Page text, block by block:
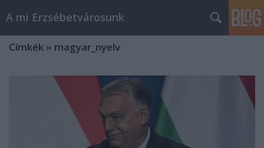
A mi Erzsébetvárosunk
Címkék » magyar_nyelv